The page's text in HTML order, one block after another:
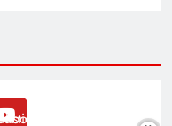
look of modern
the latest in